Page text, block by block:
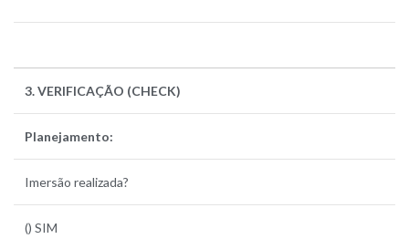
3. VERIFICAÇÃO (CHECK)
Planejamento:
Imersão realizada?
() SIM